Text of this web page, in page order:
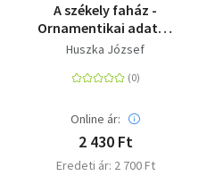
A székely faház -
Ornamentikai adatok
a magyarok
Huszka József
Online ár:
2 430 Ft
Eredeti ár: 2 700 Ft